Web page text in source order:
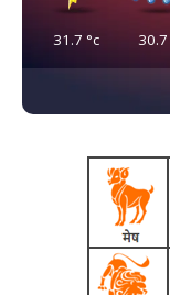
31.7 °c 30.7